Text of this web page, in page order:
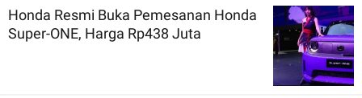
Honda Resmi Buka Pemesanan Honda
Super-ONE, Harga Rp438 Juta